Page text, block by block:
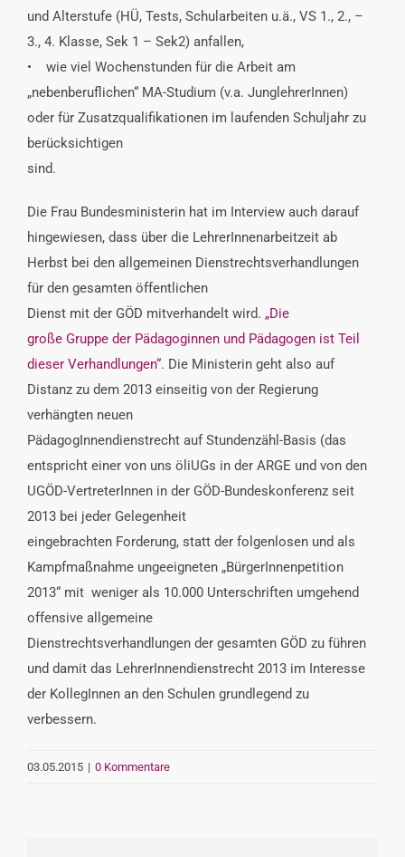
und Alterstufe (HÜ, Tests, Schularbeiten u.ä., VS 1., 2., –
3., 4. Klasse, Sek 1 – Sek2) anfallen,
• wie viel Wochenstunden für die Arbeit am
„nebenberuflichen“ MA-Studium (v.a. JunglehrerInnen)
oder für Zusatzqualifikationen im laufenden Schuljahr zu
berücksichtigen
sind.
Die Frau Bundesministerin hat im Interview auch darauf
hingewiesen, dass über die LehrerInnenarbeitzeit ab
Herbst bei den allgemeinen Dienstrechtsverhandlungen
für den gesamten öffentlichen
Dienst mit der GÖD mitverhandelt wird. „Die
große Gruppe der Pädagoginnen und Pädagogen ist Teil
dieser Verhandlungen“. Die Ministerin geht also auf
Distanz zu dem 2013 einseitig von der Regierung
verhängten neuen
PädagogInnendienstrecht auf Stundenzähl-Basis (das
entspricht einer von uns öliUGs in der ARGE und von den
UGÖD-VertreterInnen in der GÖD-Bundeskonferenz seit
2013 bei jeder Gelegenheit
eingebrachten Forderung, statt der folgenlosen und als
Kampfmaßnahme ungeeigneten „BürgerInnenpetition
2013“ mit weniger als 10.000 Unterschriften umgehend
offensive allgemeine
Dienstrechtsverhandlungen der gesamten GÖD zu führen
und damit das LehrerInnendienstrecht 2013 im Interesse
der KollegInnen an den Schulen grundlegend zu
verbessern.
03.05.2015 | 0 Kommentare